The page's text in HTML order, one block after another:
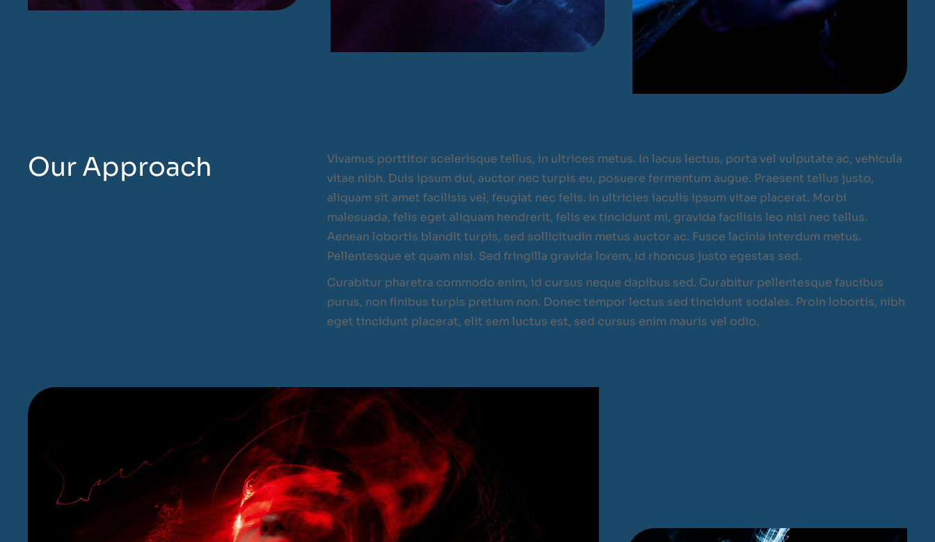
Our Approach
Vivamus porttitor scelerisque tellus, in ultrices metus. In lacus lectus, porta vel vulputate ac, vehicula
vitae nibh. Duis ipsum dui, auctor nec turpis eu, posuere fermentum augue. Praesent tellus justo,
aliquam sit amet facilisis vel, feugiat nec felis. In ultricies iaculis ipsum vitae placerat. Morbi
malesuada, felis eget aliquam hendrerit, felis ex tincidunt mi, gravida facilisis leo nisi nec tellus.
Aenean lobortis blandit turpis, sed sollicitudin metus auctor ac. Fusce lacinia interdum metus.
Pellentesque et quam nisi. Sed fringilla gravida lorem, id rhoncus justo egestas sed.
Curabitur pharetra commodo enim, id cursus neque dapibus sed. Curabitur pellentesque faucibus
purus, non finibus turpis pretium non. Donec tempor lectus sed tincidunt sodales. Proin lobortis, nibh
eget tincidunt placerat, elit sem luctus est, sed cursus enim mauris vel odio.